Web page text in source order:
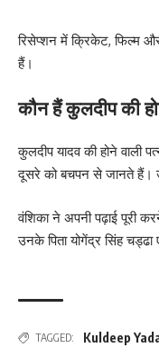
रिसेप्शन में क्रिकेट, फिल्म
हैं।
कौन हैं कुलदीप की
कुलदीप यादव की होने वाली
दूसरे को बचपन से जानते हैं।
वंशिका ने अपनी पढ़ाई पूरी
उनके पिता योगेंद्र सिंह
TAGGED: Kuldeep